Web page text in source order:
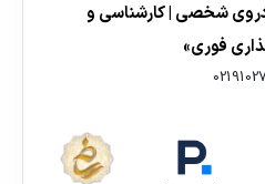
شخصی | کارشناسی و
فوری»